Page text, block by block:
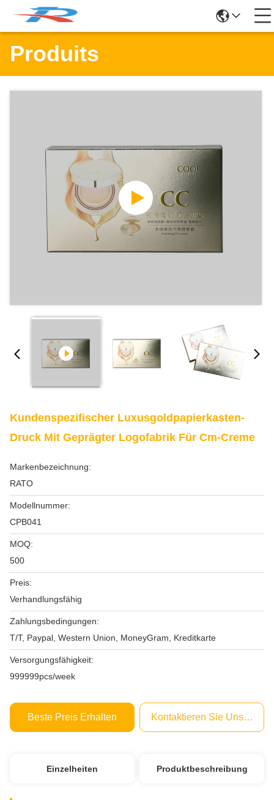
Produits
Kundenspezifischer Luxusgoldpapierkasten-
Druck Mit Geprägter Logofabrik Für Cm-Creme
Markenbezeichnung:
RATO
Modellnummer:
CPB041
MOQ:
500
Preis:
Verhandlungsfähig
Zahlungsbedingungen:
T/T, Paypal, Western Union, MoneyGram, Kreditkarte
Versorgungsfähigkeit:
999999pcs/week
Beste Preis Erhalten Kontaktieren Sie Uns Jetzt
Einzelheiten Produktbeschreibung